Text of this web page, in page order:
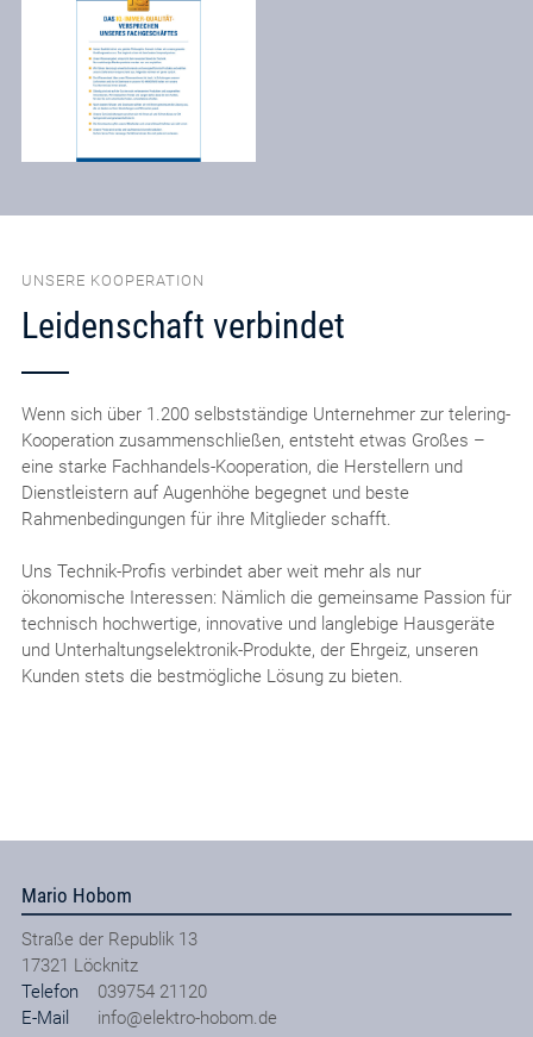
UNSERE KOOPERATION
Leidenschaft verbindet
Wenn sich über 1.200 selbstständige Unternehmer zur telering-
Kooperation zusammenschließen, entsteht etwas Großes –
eine starke Fachhandels-Kooperation, die Herstellern und
Dienstleistern auf Augenhöhe begegnet und beste
Rahmenbedingungen für ihre Mitglieder schafft.
Uns Technik-Profis verbindet aber weit mehr als nur
ökonomische Interessen: Nämlich die gemeinsame Passion für
technisch hochwertige, innovative und langlebige Hausgeräte
und Unterhaltungselektronik-Produkte, der Ehrgeiz, unseren
Kunden stets die bestmögliche Lösung zu bieten.
Mario Hobom
Straße der Republik 13
17321 Löcknitz
Telefon
039754 21120
E-Mail
info@elektro-hobom.de